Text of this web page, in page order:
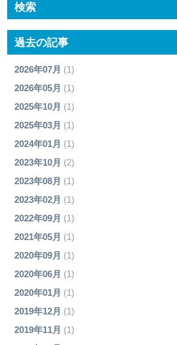
検索
過去の記事
2026年07月 (1)
2026年05月 (1)
2025年10月 (1)
2025年03月 (1)
2024年01月 (1)
2023年10月 (2)
2023年08月 (1)
2023年02月 (1)
2022年09月 (1)
2021年05月 (1)
2020年09月 (1)
2020年06月 (1)
2020年01月 (1)
2019年12月 (1)
2019年11月 (1)